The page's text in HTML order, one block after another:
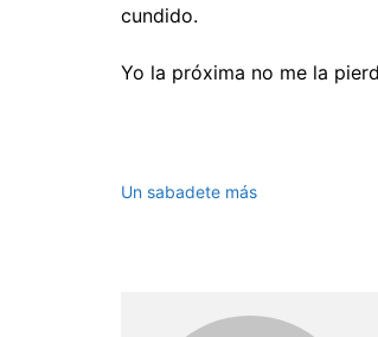
cundido.
Yo la próxima no me la
Un sabadete más